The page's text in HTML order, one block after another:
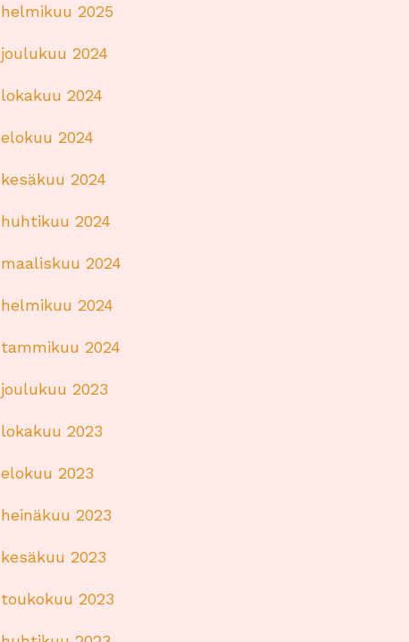
helmikuu 2025
joulukuu 2024
lokakuu 2024
elokuu 2024
kesäkuu 2024
huhtikuu 2024
maaliskuu 2024
helmikuu 2024
tammikuu 2024
joulukuu 2023
lokakuu 2023
elokuu 2023
heinäkuu 2023
kesäkuu 2023
toukokuu 2023